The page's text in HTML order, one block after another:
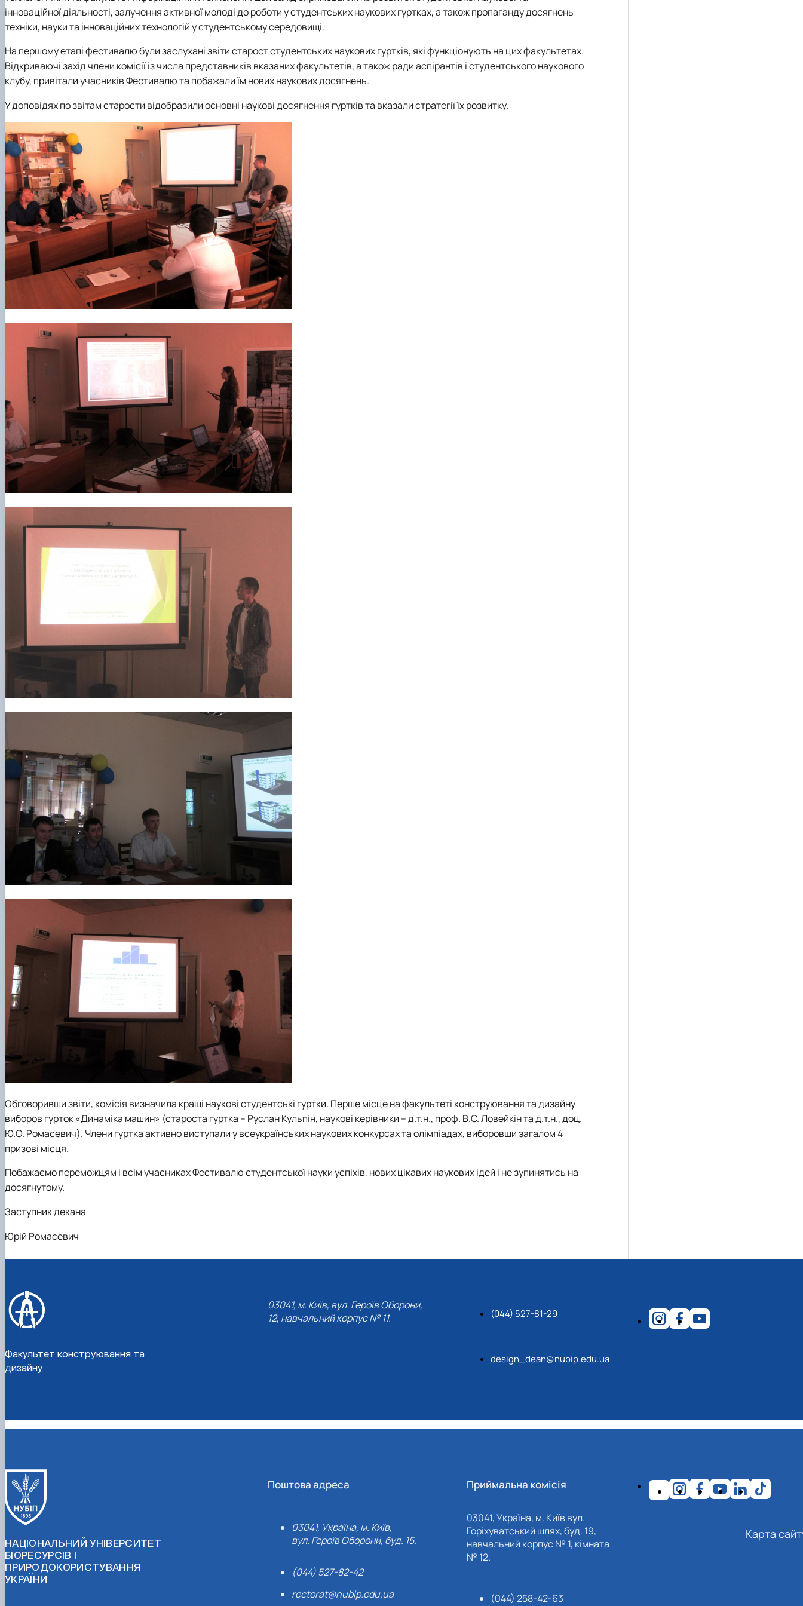
Опитування
Про нас
Рада роботодавців
Накази про затвердження тем кваліфікаційних робіт
Сторінка магістра
Навчальна робота
Соціальна стипендія
Студенту
Рейтингові списки
інноваційної діяльності, залучення активної молоді до роботи у студентських наукових гуртках, а також пропаганду досягнень
техніки, науки та інноваційних технологій у студентському середовищі.
На першому етапі фестивалю були заслухані звіти старост студентських наукових гуртків, які функціонують на цих факультетах.
Відкриваючі захід члени комісії із числа представників вказаних факультетів, а також ради аспірантів і студентського наукового
клубу, привітали учасників Фестивалю та побажали їм нових наукових досягнень.
У доповідях по звітам старости відобразили основні наукові досягнення гуртків та вказали стратегії їх розвитку.
Обговоривши звіти, комісія визначила кращі наукові студентські гуртки. Перше місце на факультеті конструювання та дизайну
виборов гурток «Динаміка машин» (староста гуртка – Руслан Кульпін, наукові керівники – д.т.н., проф. В.С. Ловейкін та д.т.н., доц.
Ю.О. Ромасевич). Члени гуртка активно виступали у всеукраїнських наукових конкурсах та олімпіадах, виборовши загалом 4
призові місця.
Побажаємо переможцям і всім учасниках Фестивалю студентської науки успіхів, нових цікавих наукових ідей і не зупинятись на
досягнутому.
Заступник декана
Юрій Ромасевич
Факультет конструювання та
дизайну
03041, м. Київ, вул. Героїв Оборони,
12, навчальний корпус № 11.
(044) 527-81-29
design_dean@nubip.edu.ua
НАЦІОНАЛЬНИЙ УНІВЕРСИТЕТ
БІОРЕСУРСІВ І
ПРИРОДОКОРИСТУВАННЯ
УКРАЇНИ
Поштова адреса
03041, Україна, м. Київ,
вул. Героїв Оборони, буд. 15.
(044) 527-82-42
rectorat@nubip.edu.ua
Приймальна комісія
03041, Україна, м. Київ вул.
Горіхуватський шлях, буд. 19,
навчальний корпус № 1, кімната
№ 12.
(044) 258-42-63
Карта